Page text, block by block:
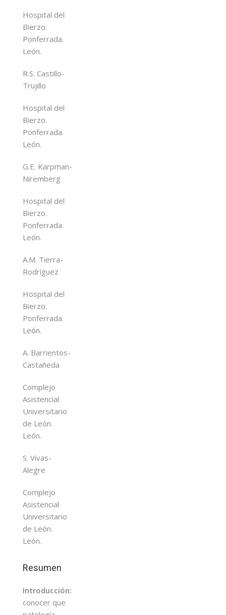
Hospital del
Bierzo.
Ponferrada.
León.
R.S. Castillo-
Trujillo
Hospital del
Bierzo.
Ponferrada.
León.
G.E. Karpman-
Niremberg
Hospital del
Bierzo.
Ponferrada.
León.
A.M. Tierra-
Rodríguez
Hospital del
Bierzo.
Ponferrada.
León.
A. Barrientos-
Castañeda
Complejo
Asistencial
Universitario
de León.
León.
S. Vivas-
Alegre
Complejo
Asistencial
Universitario
de León.
León.
Resumen
Introducción:
conocer que